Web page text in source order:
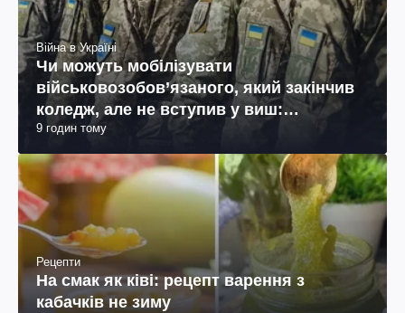
Війна в Україні
Чи можуть мобілізувати
військовозобов’язаного, який закінчив
коледж, але не вступив у виш:
пояснення юриста
9 годин тому
Рецепти
На смак як ківі: рецепт варення з
кабачків не зиму